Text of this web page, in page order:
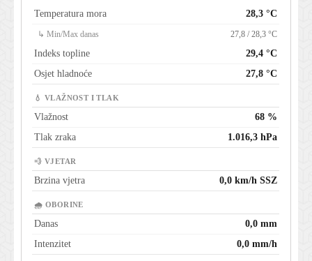
Temperatura mora 28,3 °C
↳ Min/Max danas 27,8 / 28,3 °C
Indeks topline
29,4 °C
Osjet hladnoće
27,8 °C
💧 VLAŽNOST I TLAK
Vlažnost
68 %
Tlak zraka
1.016,3 hPa
💨 VJETAR
Brzina vjetra 0,0 km/h SSZ
🌧 OBORINE
Danas
0,0 mm
Intenzitet
0,0 mm/h